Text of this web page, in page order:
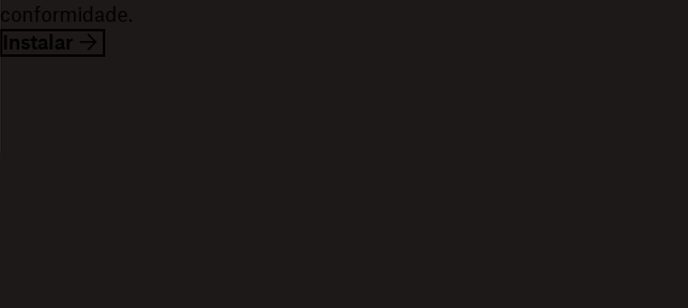
conformidade.
Instalar